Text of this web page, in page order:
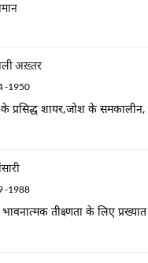
अख़्तर
-1950
के प्रसिद्ध शायर,जोश के
-1988
तीक्ष्णता के लिए प्रख्यात